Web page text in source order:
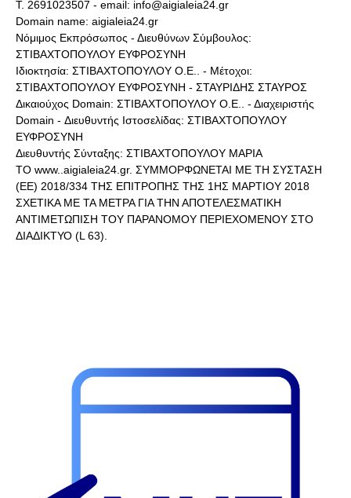
Τ. 2691023507 - email: info@aigialeia24.gr
Domain name: aigialeia24.gr
Νόμιμος Εκπρόσωπος - Διευθύνων Σύμβουλος:
ΣΤΙΒΑΧΤΟΠΟΥΛΟΥ ΕΥΦΡΟΣΥΝΗ
Ιδιοκτησία: ΣΤΙΒΑΧΤΟΠΟΥΛΟΥ Ο.Ε.. - Μέτοχοι:
ΣΤΙΒΑΧΤΟΠΟΥΛΟΥ ΕΥΦΡΟΣΥΝΗ - ΣΤΑΥΡΙΔΗΣ ΣΤΑΥΡΟΣ
Δικαιούχος Domain: ΣΤΙΒΑΧΤΟΠΟΥΛΟΥ Ο.Ε.. - Διαχειριστής
Domain - Διευθυντής Ιστοσελίδας: ΣΤΙΒΑΧΤΟΠΟΥΛΟΥ
ΕΥΦΡΟΣΥΝΗ
Διευθυντής Σύνταξης: ΣΤΙΒΑΧΤΟΠΟΥΛΟΥ ΜΑΡΙΑ
ΤΟ www..aigialeia24.gr. ΣΥΜΜΟΡΦΩΝΕΤΑΙ ΜΕ ΤΗ ΣΥΣΤΑΣΗ
(ΕΕ) 2018/334 ΤΗΣ ΕΠΙΤΡΟΠΗΣ ΤΗΣ 1ΗΣ ΜΑΡΤΙΟΥ 2018
ΣΧΕΤΙΚΑ ΜΕ ΤΑ ΜΕΤΡΑ ΓΙΑ ΤΗΝ ΑΠΟΤΕΛΕΣΜΑΤΙΚΗ
ΑΝΤΙΜΕΤΩΠΙΣΗ ΤΟΥ ΠΑΡΑΝΟΜΟΥ ΠΕΡΙΕΧΟΜΕΝΟΥ ΣΤΟ
ΔΙΑΔΙΚΤΥΟ (L 63).